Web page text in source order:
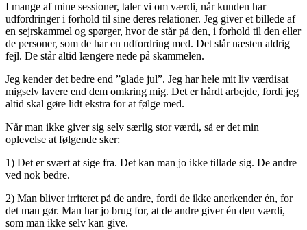
I mange af mine sessioner, taler vi om værdi, når kunden har
udfordringer i forhold til sine deres relationer. Jeg giver et billede af
en sejrskammel og spørger, hvor de står på den, i forhold til den eller
de personer, som de har en udfordring med. Det slår næsten aldrig
fejl. De står altid længere nede på skammelen.
Jeg kender det bedre end ”glade jul”. Jeg har hele mit liv værdisat
migselv lavere end dem omkring mig. Det er hårdt arbejde, fordi jeg
altid skal gøre lidt ekstra for at følge med.
Når man ikke giver sig selv særlig stor værdi, så er det min
oplevelse at følgende sker:
1) Det er svært at sige fra. Det kan man jo ikke tillade sig. De andre
ved nok bedre.
2) Man bliver irriteret på de andre, fordi de ikke anerkender én, for
det man gør. Man har jo brug for, at de andre giver én den værdi,
som man ikke selv kan give.